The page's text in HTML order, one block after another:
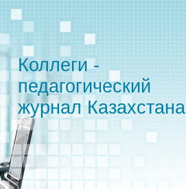
Коллеги -
педагогический
журнал Казахстана